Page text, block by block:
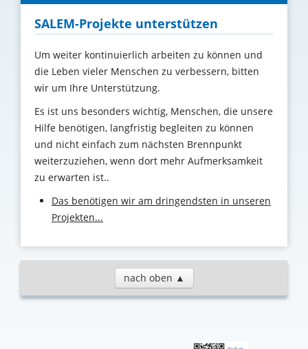
SALEM-Projekte unterstützen
Um weiter kontinuierlich arbeiten zu können und
die Leben vieler Menschen zu verbessern, bitten
wir um Ihre Unterstützung.
Es ist uns besonders wichtig, Menschen, die unsere
Hilfe benötigen, langfristig begleiten zu können
und nicht einfach zum nächsten Brennpunkt
weiterzuziehen, wenn dort mehr Aufmerksamkeit
zu erwarten ist..
Das benötigen wir am dringendsten in unseren
Projekten...
nach oben ▲